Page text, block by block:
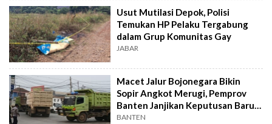
Usut Mutilasi Depok, Polisi
Temukan HP Pelaku Tergabung
dalam Grup Komunitas Gay
JABAR
Macet Jalur Bojonegara Bikin
Sopir Angkot Merugi, Pemprov
Banten Janjikan Keputusan Baru 4
Hari Lagi
BANTEN